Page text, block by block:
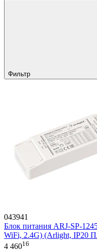
Фильтр
043941
Блок питания ARJ-SP-
WiFi, 2.4G) (Arlight, IP20
4 46016